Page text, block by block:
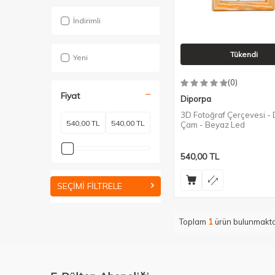
İndirimli
Yeni
Fiyat
SEÇIMI FILTRELE
Tükendi
(0)
Diporpa
3D Fotoğraf Çerçevesi -
Çam - Beyaz Led
540,00TL
Toplam 1ürün